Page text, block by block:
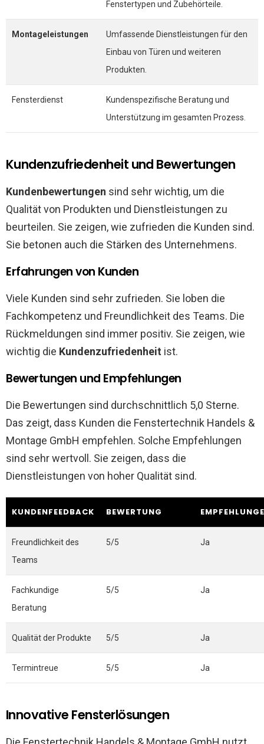
Fenstertypen und Zubehörteile.
Montageleistungen
Umfassende Dienstleistungen für den
Einbau von Türen und weiteren
Produkten.
Fensterdienst
Kundenspezifische Beratung und
Unterstützung im gesamten Prozess.
Kundenzufriedenheit und Bewertungen
Kundenbewertungen sind sehr wichtig, um die
Qualität von Produkten und Dienstleistungen zu
beurteilen. Sie zeigen, wie zufrieden die Kunden sind.
Sie betonen auch die Stärken des Unternehmens.
Erfahrungen von Kunden
Viele Kunden sind sehr zufrieden. Sie loben die
Fachkompetenz und Freundlichkeit des Teams. Die
Rückmeldungen sind immer positiv. Sie zeigen, wie
wichtig die Kundenzufriedenheit ist.
Bewertungen und Empfehlungen
Die Bewertungen sind durchschnittlich 5,0 Sterne.
Das zeigt, dass Kunden die Fenstertechnik Handels &
Montage GmbH empfehlen. Solche Empfehlungen
sind sehr wertvoll. Sie zeigen, dass die
Dienstleistungen von hoher Qualität sind.
KUNDENFEEDBACK BEWERTUNG
Freundlichkeit des
Teams
5/5 Ja
Fachkundige
Beratung
5/5 Ja
Qualität der Produkte 5/5 Ja
Termintreue 5/5 Ja
Innovative Fensterlösungen